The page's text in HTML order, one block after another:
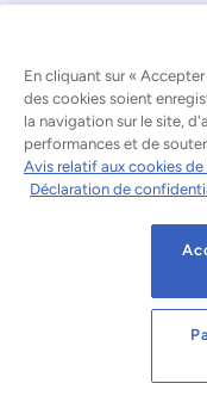
© 2026
Déclaration
Déclaration
En cliquant sur «
des cookies soient
la navigation sur le site,
performances et de
Avis relatif aux cookies de
Déclaration de